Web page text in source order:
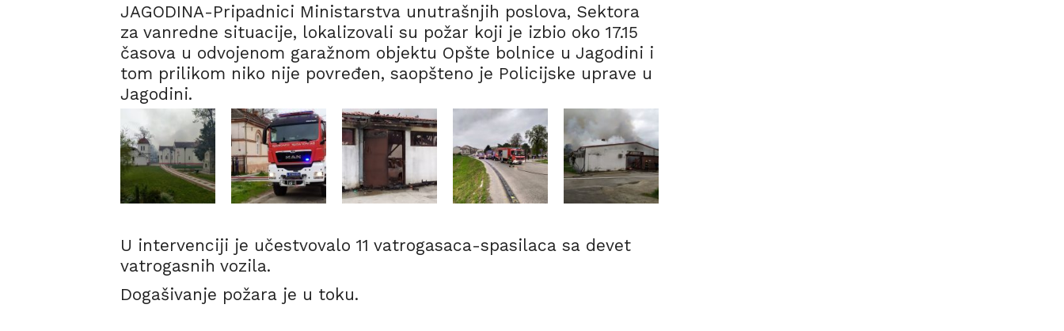
JAGODINA-Pripadnici Ministarstva unutrašnjih poslova, Sektora
za vanredne situacije, lokalizovali su požar koji je izbio oko 17.15
časova u odvojenom garažnom objektu Opšte bolnice u Jagodini i
tom prilikom niko nije povređen, saopšteno je Policijske uprave u
Jagodini.
U intervenciji je učestvovalo 11 vatrogasaca-spasilaca sa devet
vatrogasnih vozila.
Dogašivanje požara je u toku.